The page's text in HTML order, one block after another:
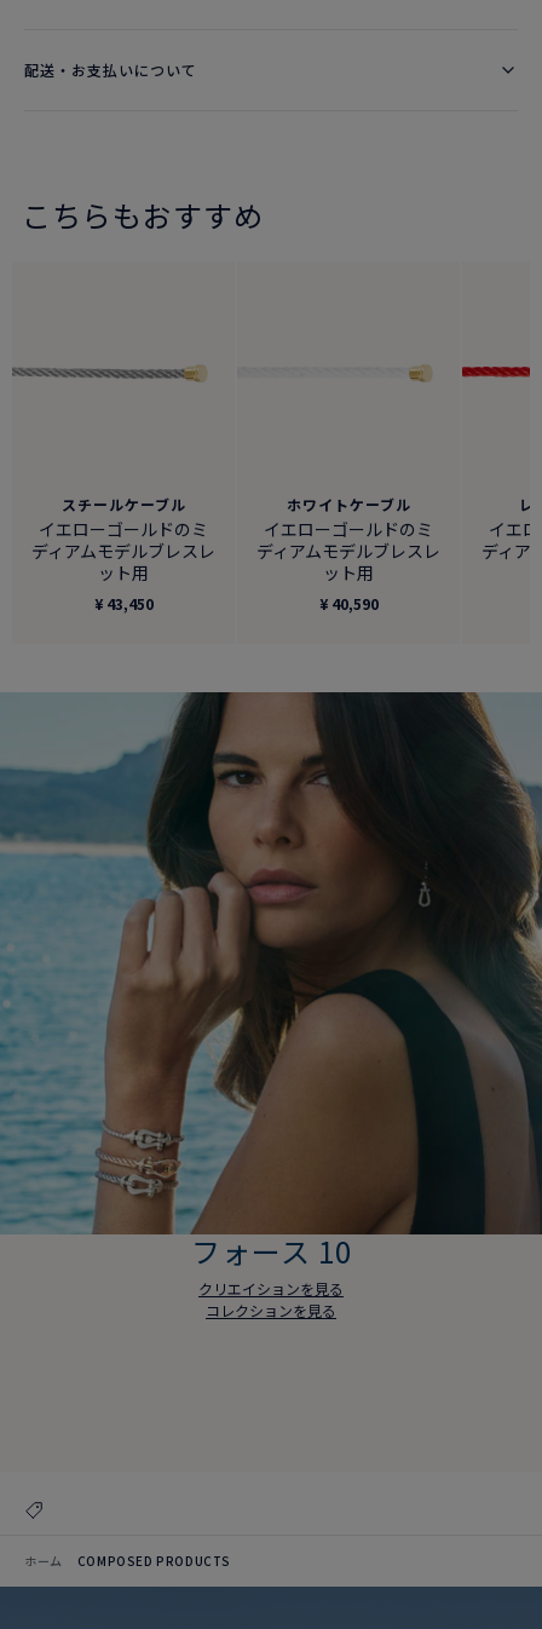
配送・お支払いについて
こちらもおすすめ
スチールケーブル
イエローゴールドのミ
ディアムモデルブレスレ
ット用
¥ 43,450
ホワイトケーブル
イエローゴールドのミ
ディアムモデルブレスレ
ット用
¥ 40,590
レ
イエ
ディア
フォース 10
クリエイションを見る
コレクションを見る
ホーム COMPOSED PRODUCTS